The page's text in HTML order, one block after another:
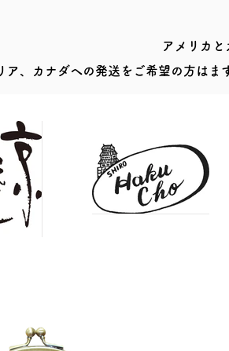
アメリカと
ア、カナダへの発送をご希望の方はま